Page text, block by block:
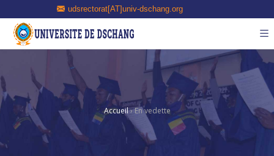
udsrectorat[AT]univ-dschang.org
Accueil›En vedette